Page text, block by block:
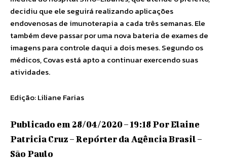
decidiu que ele seguirá realizando aplicações
endovenosas de imunoterapia a cada três semanas. Ele
também deve passar por uma nova bateria de exames de
imagens para controle daqui a dois meses. Segundo os
médicos, Covas está apto a continuar exercendo suas
atividades.
Edição: Liliane Farias
Publicado em 28/04/2020 – 19:18 Por Elaine
Patricia Cruz – Repórter da Agência Brasil –
São Paulo